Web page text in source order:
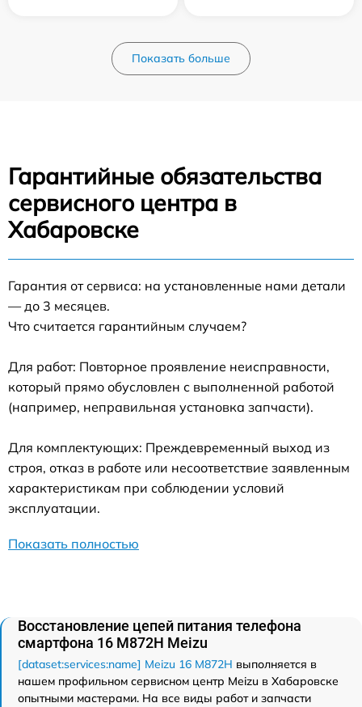
Показать больше
Гарантийные обязательства
сервисного центра в
Хабаровске
Гарантия от сервиса: на установленные нами детали
— до 3 месяцев.
Что считается гарантийным случаем?
Для работ: Повторное проявление неисправности,
который прямо обусловлен с выполненной работой
(например, неправильная установка запчасти).
Для комплектующих: Преждевременный выход из
строя, отказ в работе или несоответствие заявленным
характеристикам при соблюдении условий
эксплуатации.
Показать полностью
Восстановление цепей питания телефона
смартфона 16 M872H Meizu
[dataset:services:name] Meizu 16 M872H выполняется в
нашем профильном сервисном центр Meizu в Хабаровске
опытными мастерами. На все виды работ и запчасти